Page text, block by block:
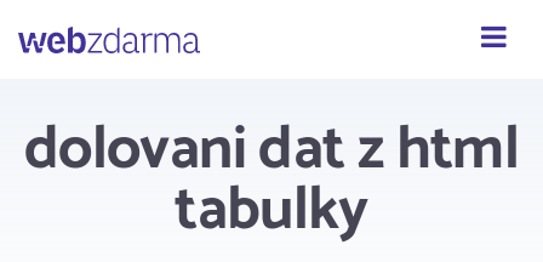
Webzdarma
dolovani dat z html
tabulky